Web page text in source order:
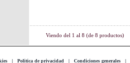
Viendo del 1 al 8 (de 8 productos)
| Politica de privacidad | Condiciones generales |